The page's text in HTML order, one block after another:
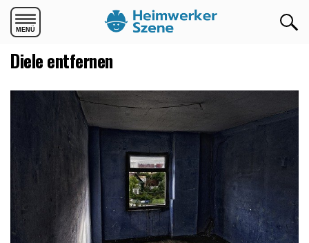
Diele entfernen
Die mobile Version verlassen